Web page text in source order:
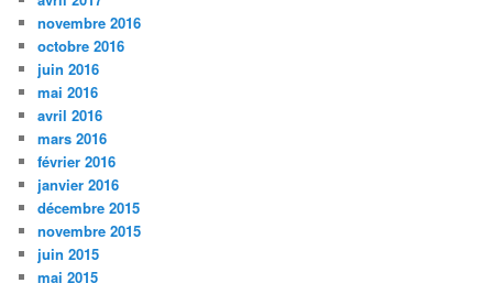
novembre 2016
octobre 2016
juin 2016
mai 2016
avril 2016
mars 2016
février 2016
janvier 2016
décembre 2015
novembre 2015
juin 2015
mai 2015